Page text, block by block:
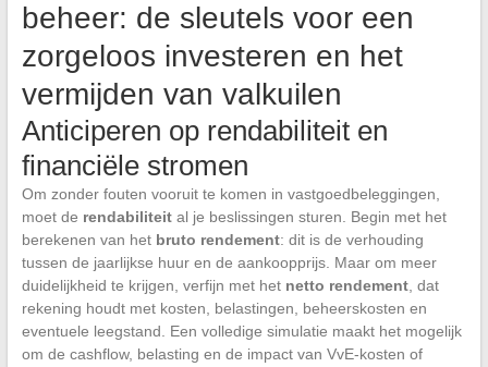
beheer: de sleutels voor een
zorgeloos investeren en het
vermijden van valkuilen
Anticiperen op rendabiliteit en
financiële stromen
Om zonder fouten vooruit te komen in vastgoedbeleggingen,
moet de rendabiliteital je beslissingen sturen. Begin met het
berekenen van het bruto rendement: dit is de verhouding
tussen de jaarlijkse huur en de aankoopprijs. Maar om meer
duidelijkheid te krijgen, verfijn met het netto rendement, dat
rekening houdt met kosten, belastingen, beheerskosten en
eventuele leegstand. Een volledige simulatie maakt het mogelijk
om de cashflow, belasting en de impact van VvE-kosten of